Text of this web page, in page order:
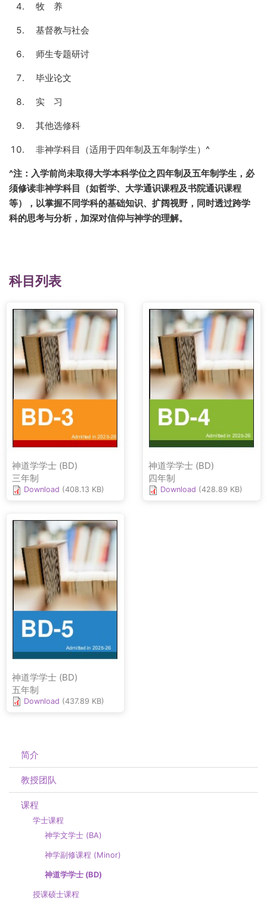
牧 养
基督教与社会
师生专题研讨
毕业论文
实 习
其他选修科
非神学科目（适用于四年制及五年制学生）^
^注：入学前尚未取得大学本科学位之四年制及五年制学生，必
须修读非神学科目（如哲学、大学通识课程及书院通识课程
等），以掌握不同学科的基础知识、扩阔视野，同时透过跨学
科的思考与分析，加深对信仰与神学的理解。
科目列表
神道学学士 (BD)
三年制
Download (408.13 KB)
神道学学士 (BD)
四年制
Download (428.89 KB)
神道学学士 (BD)
五年制
Download (437.89 KB)
简介
教授团队
课程
学士课程
神学文学士 (BA)
神学副修课程 (Minor)
神道学学士 (BD)
授课硕士课程